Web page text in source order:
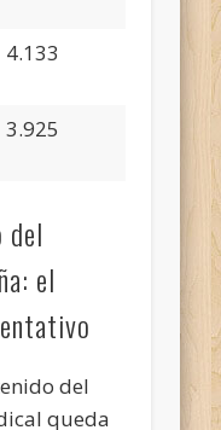
4.133
3.925
del
el
del
queda